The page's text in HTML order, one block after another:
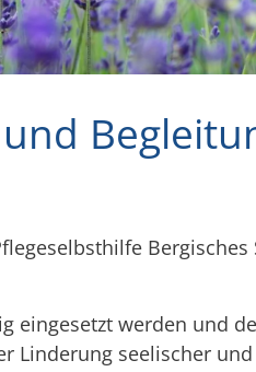
eingesetzt werden und
Linderung seelischer